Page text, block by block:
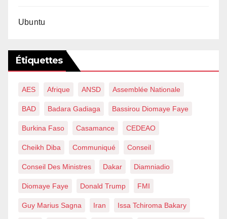
Ubuntu
Étiquettes
AES Afrique ANSD Assemblée Nationale
BAD Badara Gadiaga Bassirou Diomaye Faye
Burkina Faso Casamance CEDEAO
Cheikh Diba Communiqué Conseil
Conseil Des Ministres Dakar Diamniadio
Diomaye Faye Donald Trump FMI
Guy Marius Sagna Iran Issa Tchiroma Bakary